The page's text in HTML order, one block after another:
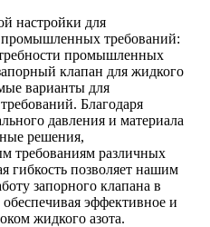
настройки для
промышленных требований:
промышленных
клапан для жидкого
варианты для
Благодаря
давления и материала
решения,
требованиям различных
гибкость позволяет нашим
запорного клапана в
эффективное и
жидкого азота.